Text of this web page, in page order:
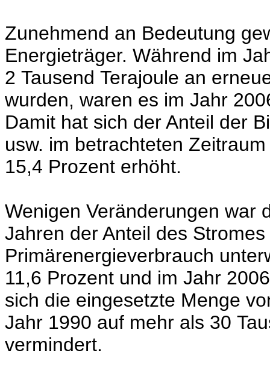
Zunehmend an Bedeutung
Energieträger. Während im
2 Tausend Terajoule an
wurden, waren es im Jahr
Damit hat sich der Anteil der
usw. im betrachteten
15,4 Prozent erhöht.
Wenigen Veränderungen war
Jahren der Anteil des
Primärenergieverbrauch
11,6 Prozent und im Jahr
sich die eingesetzte Menge
Jahr 1990 auf mehr als 30
vermindert.